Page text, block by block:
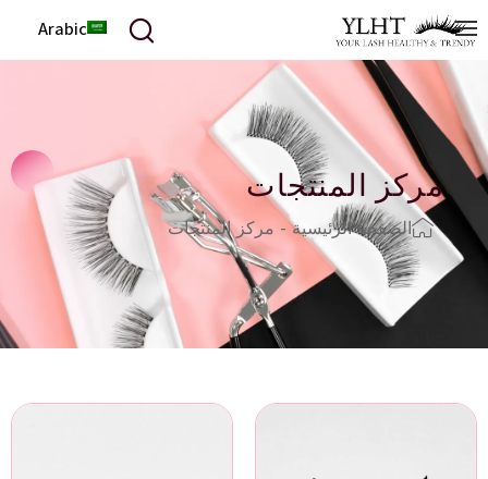
Arabic
مركز المنتجات
الصفحة الرئيسية - مركز المنتجات